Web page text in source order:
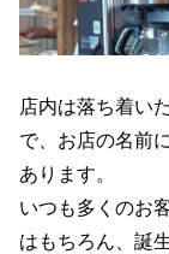
店内は落ち着い
で、お店の名前
あります。
いつも多くのお
はもちろん、誕